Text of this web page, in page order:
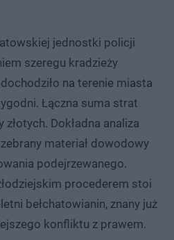
jednostki policji
szeregu kradzieży
na terenie miasta
Łączna suma strat
Dokładna analiza
materiał dowodowy
podejrzewanego.
procederem stoi
bełchatowianin, znany już
konfliktu z prawem.